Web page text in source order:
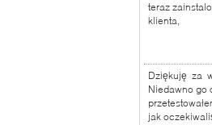
teraz
klienta,
Dziękuję za
Niedawno go
jak